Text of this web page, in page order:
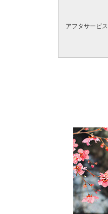
アフタサービス